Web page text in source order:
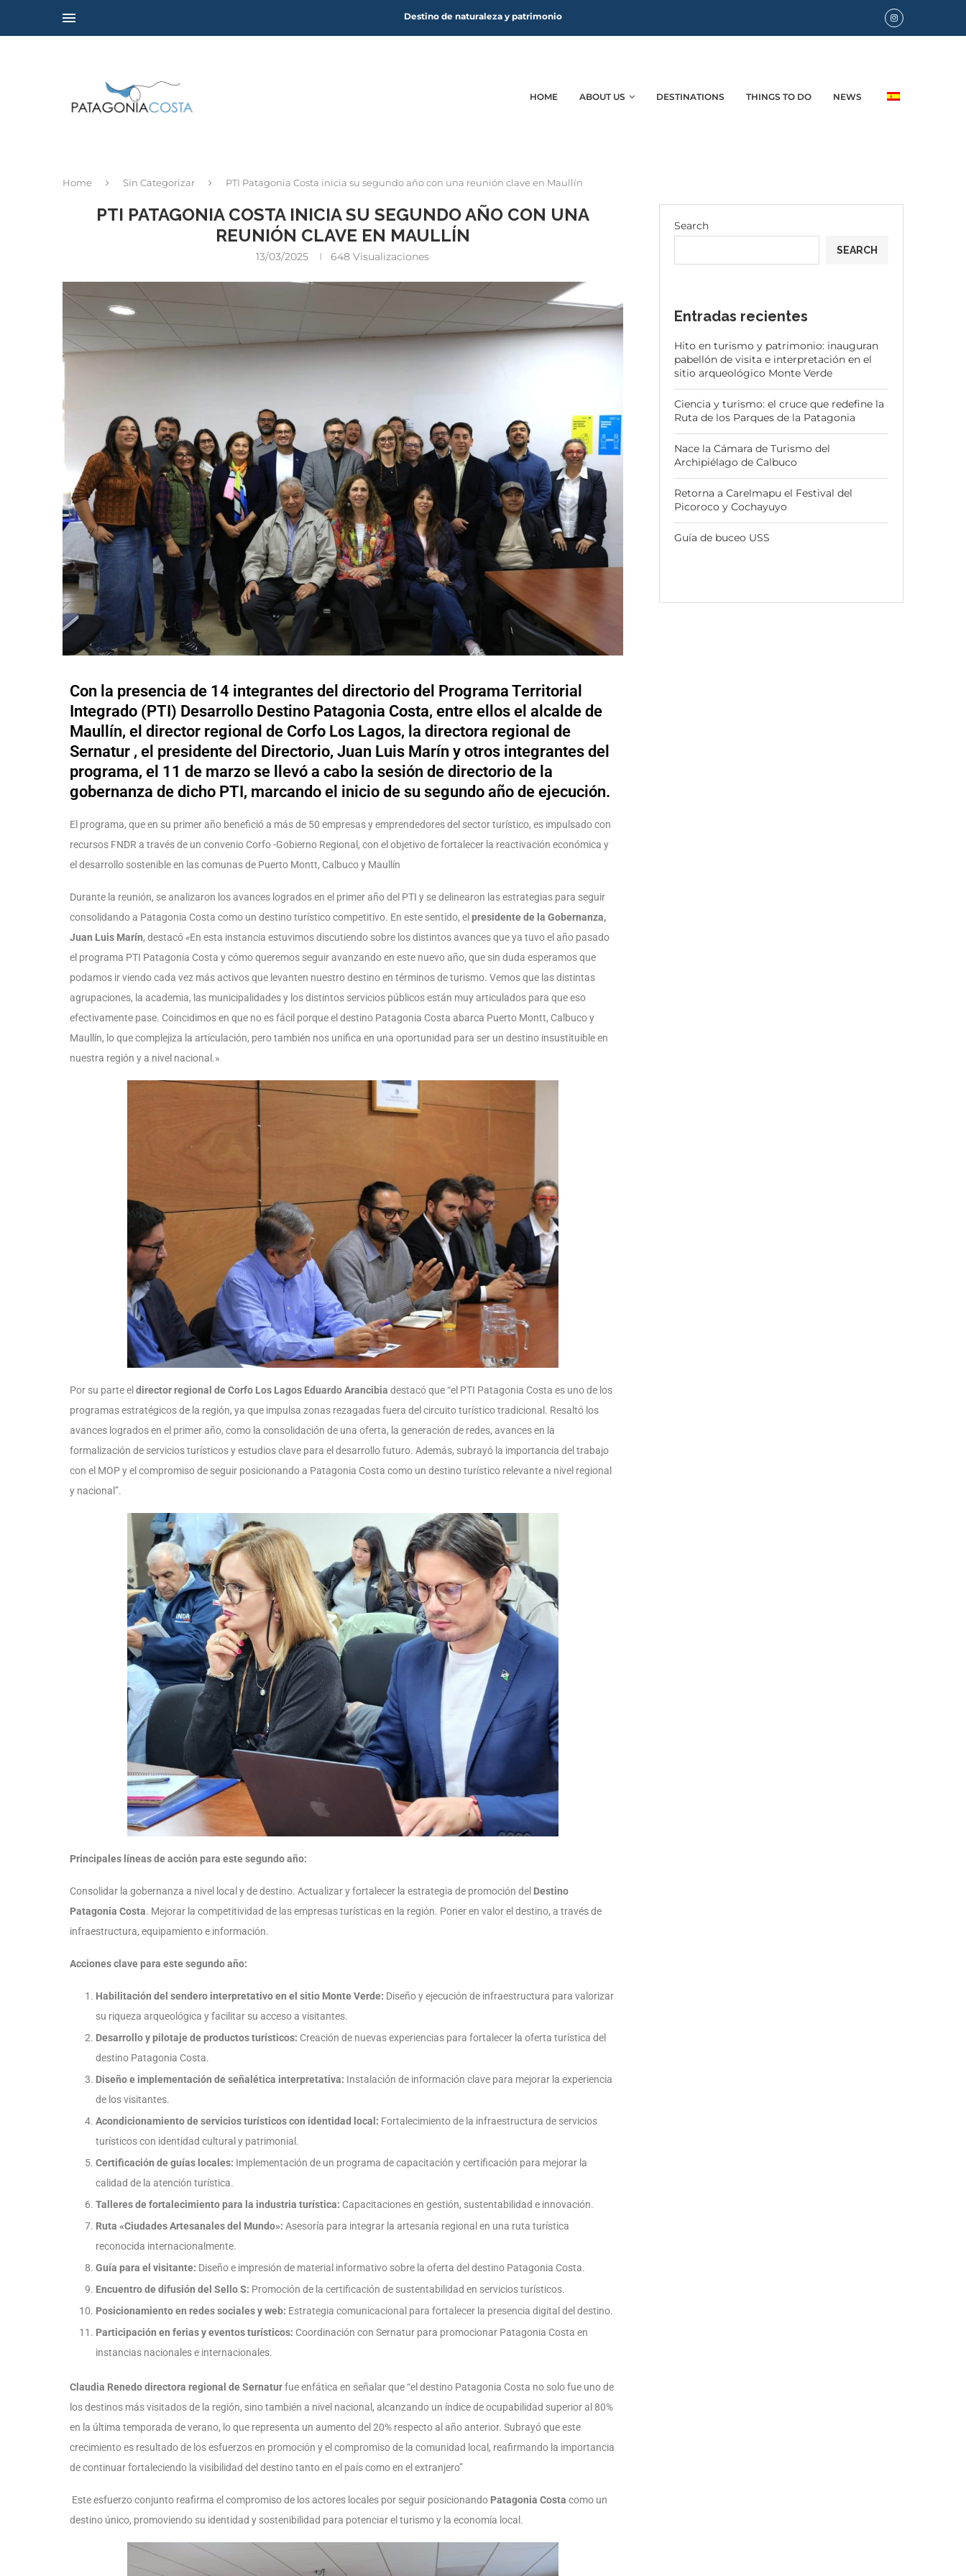
Destino de naturaleza y patrimonio
HOME ABOUT US DESTINATIONS THINGS TO DO NEWS
Home Sin Categorizar PTI Patagonia Costa inicia su segundo año con una reunión clave en Maullín
PTI PATAGONIA COSTA INICIA SU SEGUNDO AÑO CON UNA
REUNIÓN CLAVE EN MAULLÍN
13/03/2025 648 Visualizaciones
Con la presencia de 14 integrantes del directorio del Programa Territorial
Integrado (PTI) Desarrollo Destino Patagonia Costa, entre ellos el alcalde de
Maullín, el director regional de Corfo Los Lagos, la directora regional de
Sernatur , el presidente del Directorio, Juan Luis Marín y otros integrantes del
programa, el 11 de marzo se llevó a cabo la sesión de directorio de la
gobernanza de dicho PTI, marcando el inicio de su segundo año de ejecución.
El programa, que en su primer año benefició a más de 50 empresas y emprendedores del sector turístico, es impulsado con
recursos FNDR a través de un convenio Corfo -Gobierno Regional, con el objetivo de fortalecer la reactivación económica y
el desarrollo sostenible en las comunas de Puerto Montt, Calbuco y Maullín
Durante la reunión, se analizaron los avances logrados en el primer año del PTI y se delinearon las estrategias para seguir
consolidando a Patagonia Costa como un destino turístico competitivo. En este sentido, el presidente de la Gobernanza,
Juan Luis Marín, destacó«En esta instancia estuvimos discutiendo sobre los distintos avances que ya tuvo el año pasado
el programa PTI Patagonia Costa y cómo queremos seguir avanzando en este nuevo año, que sin duda esperamos que
podamos ir viendo cada vez más activos que levanten nuestro destino en términos de turismo. Vemos que las distintas
agrupaciones, la academia, las municipalidades y los distintos servicios públicos están muy articulados para que eso
efectivamente pase. Coincidimos en que no es fácil porque el destino Patagonia Costa abarca Puerto Montt, Calbuco y
Maullín, lo que complejiza la articulación, pero también nos unifica en una oportunidad para ser un destino insustituible en
nuestra región y a nivel nacional.»
Por su parte el director regional de Corfo Los Lagos Eduardo Arancibia destacó que “el PTI Patagonia Costa es uno de los
programas estratégicos de la región, ya que impulsa zonas rezagadas fuera del circuito turístico tradicional. Resaltó los
avances logrados en el primer año, como la consolidación de una oferta, la generación de redes, avances en la
formalización de servicios turísticos y estudios clave para el desarrollo futuro. Además, subrayó la importancia del trabajo
con el MOP y el compromiso de seguir posicionando a Patagonia Costa como un destino turístico relevante a nivel regional
y nacional”.
Principales líneas de acción para este segundo año:
Consolidar la gobernanza a nivel local y de destino. Actualizar y fortalecer la estrategia de promoción del Destino
Patagonia Costa. Mejorar la competitividad de las empresas turísticas en la región. Poner en valor el destino, a través de
infraestructura, equipamiento e información.
Acciones clave para este segundo año:
Habilitación del sendero interpretativo en el sitio Monte Verde: Diseño y ejecución de infraestructura para valorizar
su riqueza arqueológica y facilitar su acceso a visitantes.
Desarrollo y pilotaje de productos turísticos: Creación de nuevas experiencias para fortalecer la oferta turística del
destino Patagonia Costa.
Diseño e implementación de señalética interpretativa: Instalación de información clave para mejorar la experiencia
de los visitantes.
Acondicionamiento de servicios turísticos con identidad local: Fortalecimiento de la infraestructura de servicios
turísticos con identidad cultural y patrimonial.
Certificación de guías locales: Implementación de un programa de capacitación y certificación para mejorar la
calidad de la atención turística.
Talleres de fortalecimiento para la industria turística: Capacitaciones en gestión, sustentabilidad e innovación.
Ruta «Ciudades Artesanales del Mundo»: Asesoría para integrar la artesanía regional en una ruta turística
reconocida internacionalmente.
Guía para el visitante: Diseño e impresión de material informativo sobre la oferta del destino Patagonia Costa.
Encuentro de difusión del Sello S: Promoción de la certificación de sustentabilidad en servicios turísticos.
Posicionamiento en redes sociales y web: Estrategia comunicacional para fortalecer la presencia digital del destino.
Participación en ferias y eventos turísticos: Coordinación con Sernatur para promocionar Patagonia Costa en
instancias nacionales e internacionales.
Claudia Renedo directora regional de Sernaturfue enfática en señalar que “el destino Patagonia Costa no solo fue uno de
los destinos más visitados de la región, sino también a nivel nacional, alcanzando un índice de ocupabilidad superior al 80%
en la última temporada de verano, lo que representa un aumento del 20% respecto al año anterior. Subrayó que este
crecimiento es resultado de los esfuerzos en promoción y el compromiso de la comunidad local, reafirmando la importancia
de continuar fortaleciendo la visibilidad del destino tanto en el país como en el extranjero”
Este esfuerzo conjunto reafirma el compromiso de los actores locales por seguir posicionando Patagonia Costa como un
destino único, promoviendo su identidad y sostenibilidad para potenciar el turismo y la economía local.
Search
SEARCH
Entradas recientes
Hito en turismo y patrimonio: inauguran
pabellón de visita e interpretación en el
sitio arqueológico Monte Verde
Ciencia y turismo: el cruce que redefine la
Ruta de los Parques de la Patagonia
Nace la Cámara de Turismo del
Archipiélago de Calbuco
Retorna a Carelmapu el Festival del
Picoroco y Cochayuyo
Guía de buceo USS